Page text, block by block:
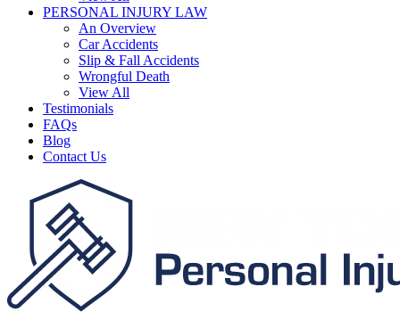
PERSONAL INJURY LAW
An Overview
Car Accidents
Slip & Fall Accidents
Wrongful Death
View All
Testimonials
FAQs
Blog
Contact Us